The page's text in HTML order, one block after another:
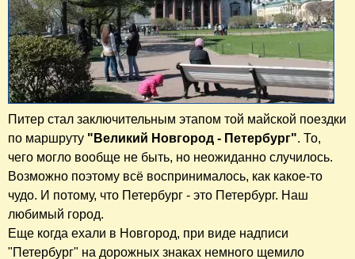
Питер стал заключительным этапом той майской поездки
по маршруту "Великий Новгород - Петербург". То,
чего могло вообще не быть, но неожиданно случилось.
Возможно поэтому всё воспринималось, как какое-то
чудо. И потому, что Петербург - это Петербург. Наш
любимый город.
Еще когда ехали в Новгород, при виде надписи
"Петербург" на дорожных знаках немного щемило